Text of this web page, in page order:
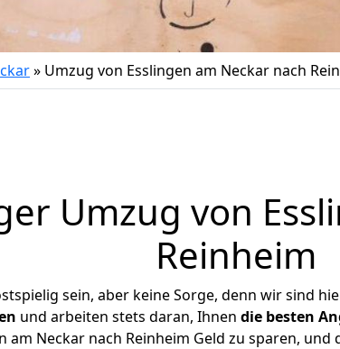
» Umzug von Esslingen am Neckar nach
Umzug von
Reinheim
sein, aber keine Sorge, denn wir sind
und arbeiten stets daran, Ihnen die besten
am Neckar nach Reinheim Geld zu sparen,